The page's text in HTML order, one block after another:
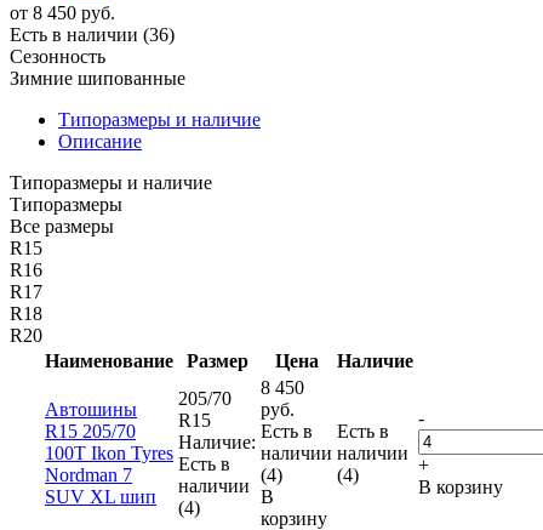
от 8 450 руб.
Есть в наличии (36)
Сезонность
Зимние шипованные
Типоразмеры и наличие
Описание
Типоразмеры и наличие
Типоразмеры
Все размеры
R15
R16
R17
R18
R20
Наименование
Размер Цена Наличие
Автошины
R15 205/70
100T Ikon Tyres
Nordman 7
SUV XL шип
205/70
R15
Наличие:
Есть в
наличии
(4)
8 450
руб.
Есть в
наличии
(4)
В
корзину
Есть в
наличии
(4)
-
+
В корзину